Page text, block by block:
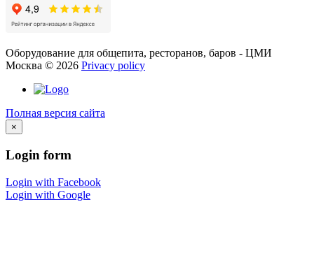
Оборудование для общепита, ресторанов, баров - ЦМИ
Москва © 2026 Privacy policy
Полная версия сайта
×
Login form
Login with Facebook
Login with Google